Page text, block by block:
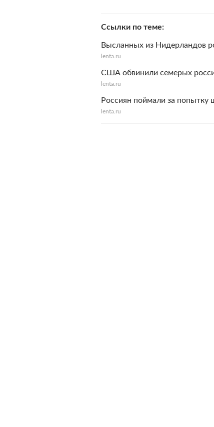
Ссылки по теме
Высланных из Нидерландов
lenta.ru
США обвинили семерых
lenta.ru
Россиян поймали за попытку
lenta.ru